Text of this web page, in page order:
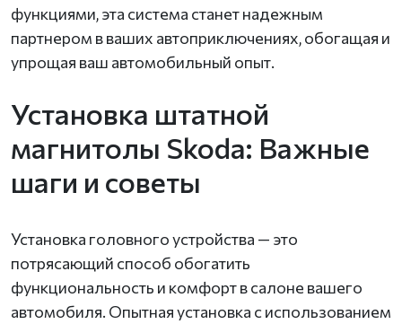
функциями, эта система станет надежным
партнером в ваших автоприключениях, обогащая и
упрощая ваш автомобильный опыт.
Установка штатной
магнитолы Skoda: Важные
шаги и советы
Установка головного устройства — это
потрясающий способ обогатить
функциональность и комфорт в салоне вашего
автомобиля. Опытная установка с использованием